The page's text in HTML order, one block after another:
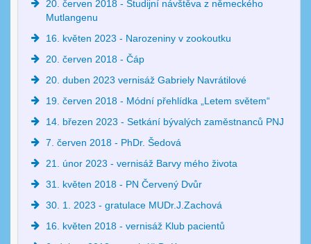
20. červen 2018 - Studijní návštěva z německého
Mutlangenu
16. květen 2023 - Narozeniny v zookoutku
20. červen 2018 - Čáp
20. duben 2023 vernisáž Gabriely Navrátilové
19. červen 2018 - Módní přehlídka „Letem světem“
14. březen 2023 - Setkání bývalých zaměstnanců PNJ
7. červen 2018 - PhDr. Šedová
21. únor 2023 - vernisáž Barvy mého života
31. květen 2018 - PN Červený Dvůr
30. 1. 2023 - gratulace MUDr.J.Zachová
16. květen 2018 - vernisáž Klub pacientů